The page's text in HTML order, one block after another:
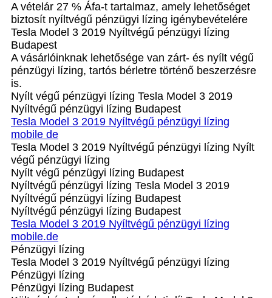
A vételár 27 % Áfa-t tartalmaz, amely lehetőséget
biztosít nyíltvégű pénzügyi lízing igénybevételére
Tesla Model 3 2019 Nyíltvégű pénzügyi lízing
Budapest
A vásárlóinknak lehetősége van zárt- és nyílt végű
pénzügyi lízing, tartós bérletre történő beszerzésre
is.
Nyílt végű pénzügyi lízing Tesla Model 3 2019
Nyíltvégű pénzügyi lízing Budapest
Tesla Model 3 2019 Nyíltvégű pénzügyi lízing
mobile de
Tesla Model 3 2019 Nyíltvégű pénzügyi lízing Nyílt
végű pénzügyi lízing
Nyílt végű pénzügyi lízing Budapest
Nyíltvégű pénzügyi lízing Tesla Model 3 2019
Nyíltvégű pénzügyi lízing Budapest
Nyíltvégű pénzügyi lízing Budapest
Tesla Model 3 2019 Nyíltvégű pénzügyi lízing
mobile.de
Pénzügyi lízing
Tesla Model 3 2019 Nyíltvégű pénzügyi lízing
Pénzügyi lízing
Pénzügyi lízing Budapest